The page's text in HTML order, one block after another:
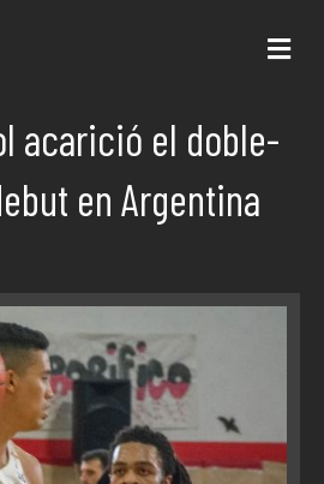
acarició el doble-
en Argentina